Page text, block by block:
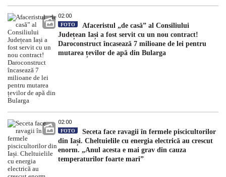
02:00
FOTO
Afaceristul „de casă” al Consiliului
Județean Iași a fost servit cu un nou contract!
Daroconstruct încasează 7 milioane de lei pentru
mutarea țevilor de apă din Bularga
02:00
FOTO
Seceta face ravagii în fermele piscicultorilor
din Iași. Cheltuielile cu energia electrică au crescut
enorm. „Anul acesta e mai grav din cauza
temperaturilor foarte mari”